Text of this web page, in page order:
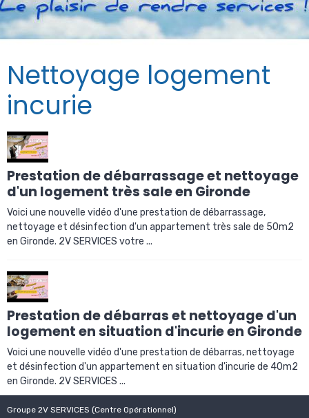
Nettoyage logement
incurie
Prestation de débarrassage et nettoyage
d'un logement très sale en Gironde
Voici une nouvelle vidéo d'une prestation de débarrassage,
nettoyage et désinfection d'un appartement très sale de 50m2
en Gironde. 2V SERVICES votre ...
Prestation de débarras et nettoyage d'un
logement en situation d'incurie en Gironde
Voici une nouvelle vidéo d'une prestation de débarras, nettoyage
et désinfection d'un appartement en situation d'incurie de 40m2
en Gironde. 2V SERVICES ...
Groupe 2V SERVICES (Centre Opérationnel)